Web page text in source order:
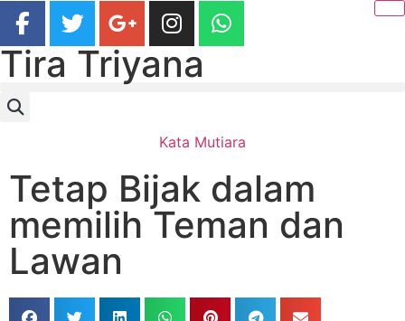
Tira Triyana
Kata Mutiara
Tetap Bijak dalam
memilih Teman dan
Lawan